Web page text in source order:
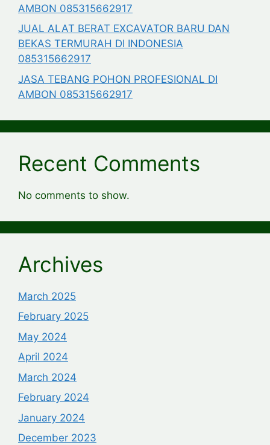
AMBON 085315662917
JUAL ALAT BERAT EXCAVATOR BARU DAN
BEKAS TERMURAH DI INDONESIA
085315662917
JASA TEBANG POHON PROFESIONAL DI
AMBON 085315662917
Recent Comments
No comments to show.
Archives
March 2025
February 2025
May 2024
April 2024
March 2024
February 2024
January 2024
December 2023